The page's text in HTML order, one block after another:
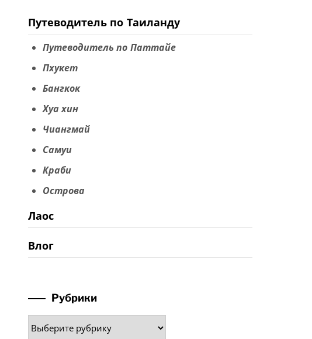
Путеводитель по Таиланду
Путеводитель по Паттайе
Пхукет
Бангкок
Хуа хин
Чиангмай
Самуи
Краби
Острова
Лаос
Влог
Рубрики
Рубрики